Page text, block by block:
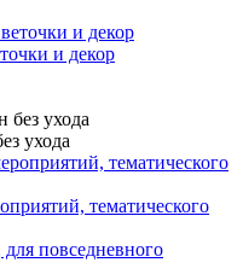
и декор
ухода
тематического